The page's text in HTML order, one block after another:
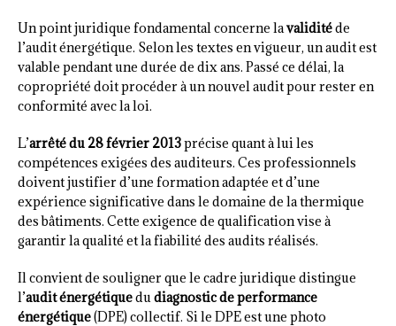
Un point juridique fondamental concerne lavaliditéde
l’audit énergétique. Selon les textes en vigueur, un audit est
valable pendant une durée de dix ans. Passé ce délai, la
copropriété doit procéder à un nouvel audit pour rester en
conformité avec la loi.
L’arrêté du 28 février 2013précise quant à lui les
compétences exigées des auditeurs. Ces professionnels
doivent justifier d’une formation adaptée et d’une
expérience significative dans le domaine de la thermique
des bâtiments. Cette exigence de qualification vise à
garantir la qualité et la fiabilité des audits réalisés.
Il convient de souligner que le cadre juridique distingue
l’audit énergétiquedudiagnostic de performance
énergétique(DPE) collectif. Si le DPE est une photo